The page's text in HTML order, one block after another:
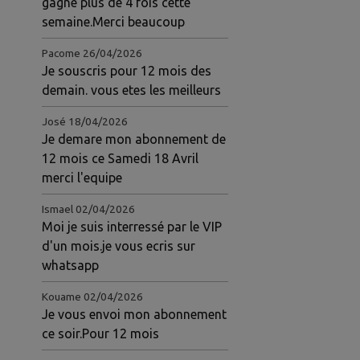
semaine.Merci beaucoup
Pacome 26/04/2026
Je souscris pour 12 mois des
demain. vous etes les meilleurs
José 18/04/2026
Je demare mon abonnement de
12 mois ce Samedi 18 Avril
merci l'equipe
Ismael 02/04/2026
Moi je suis interressé par le VIP
d'un mois.je vous ecris sur
whatsapp
Kouame 02/04/2026
Je vous envoi mon abonnement
ce soir.Pour 12 mois